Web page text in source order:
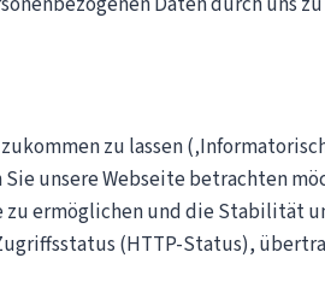
zu lassen
unsere Webseite betrachten
zu ermöglichen und die Stabilität
(HTTP-Status),